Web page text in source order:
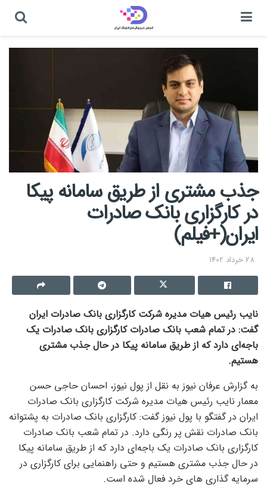
جذب مشتری از طریق سامانه پیکا
در کارگزاری بانک صادرات
ایران(+فیلم)
28 خرداد 1402
نایب رئیس هیات مدیره شرکت کارگزاری بانک صادرات ایران
گفت: در تمام شعب بانک صادرات کارگزاری بانک صادرات یک
باجه‌ای دارد که از طریق سامانه پیکا در حال جذب مشتری
هستیم.
به گزارش عرفان نیوز به نقل از پول نیوز، احسان حاجی حسن
معمار نایب رئیس هیات مدیره شرکت کارگزاری بانک صادرات
ایران در گفتگو با پول نیوز گفت: کارگزاری بانک صادرات به پشتوانه
بانک صادرات نقش پر رنگی دارد. در تمام شعب بانک صادرات
کارگزاری بانک صادرات یک باجه‌ای دارد که از طریق سامانه پیکا
در حال جذب مشتری هستیم و حتی راهنمایی برای کارگزاری در
سرمایه گذاری های خرد فعال شده است.